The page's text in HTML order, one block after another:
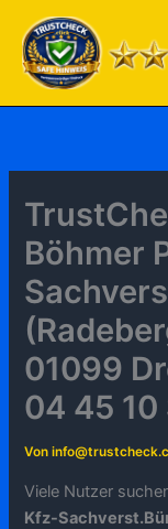
Inhalt
springen
Böhmer
01099
04 45
Von
Viele Nutzer
Kfz-